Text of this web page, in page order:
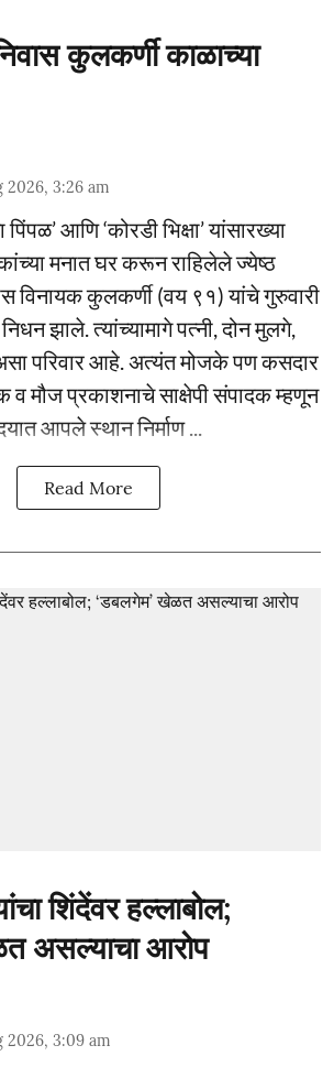
कुलकर्णी काळाच्या
2026, 3:26 am
पिंपळ’ आणि ‘कोरडी भिक्षा’ यांसारख्या
मनात घर करून राहिलेले ज्येष्ठ
विनायक कुलकर्णी (वय ९१) यांचे गुरुवारी
निधन झाले. त्यांच्यामागे पत्नी, दोन मुलगे,
परिवार आहे. अत्यंत मोजके पण कसदार
मौज प्रकाशनाचे साक्षेपी संपादक म्हणून
आपले स्थान निर्माण ...
Read More
शिंदेंवर हल्लाबोल;
असल्याचा आरोप
2026, 3:09 am